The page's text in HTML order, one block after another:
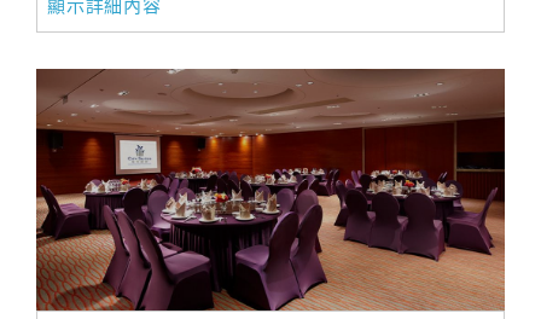
宣
傳
顯示詳細內容